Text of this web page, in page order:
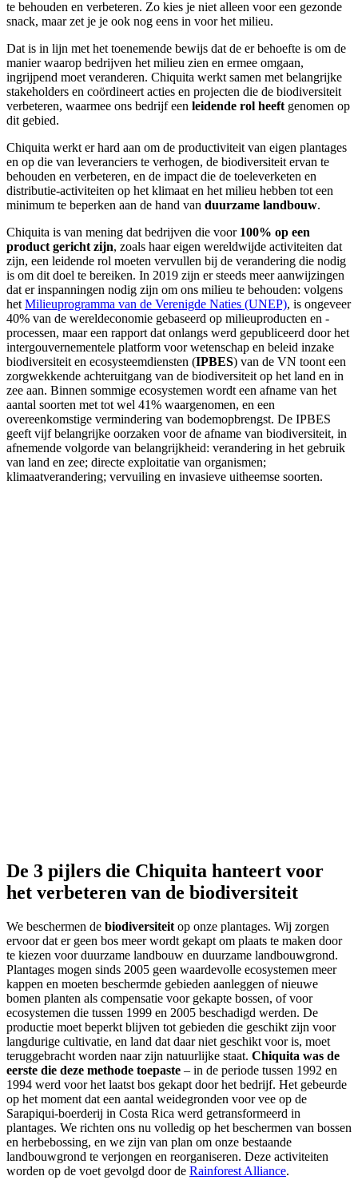
te behouden en verbeteren. Zo kies je niet alleen voor een gezonde
snack, maar zet je je ook nog eens in voor het milieu.
Dat is in lijn met het toenemende bewijs dat de er behoefte is om de
manier waarop bedrijven het milieu zien en ermee omgaan,
ingrijpend moet veranderen. Chiquita werkt samen met belangrijke
stakeholders en coördineert acties en projecten die de biodiversiteit
verbeteren, waarmee ons bedrijf een leidende rol heeft genomen op
dit gebied.
Chiquita werkt er hard aan om de productiviteit van eigen plantages
en op die van leveranciers te verhogen, de biodiversiteit ervan te
behouden en verbeteren, en de impact die de toeleverketen en
distributie-activiteiten op het klimaat en het milieu hebben tot een
minimum te beperken aan de hand van duurzame landbouw.
Chiquita is van mening dat bedrijven die voor 100% op een
product gericht zijn, zoals haar eigen wereldwijde activiteiten dat
zijn, een leidende rol moeten vervullen bij de verandering die nodig
is om dit doel te bereiken. In 2019 zijn er steeds meer aanwijzingen
dat er inspanningen nodig zijn om ons milieu te behouden: volgens
het Milieuprogramma van de Verenigde Naties (UNEP), is ongeveer
40% van de wereldeconomie gebaseerd op milieuproducten en -
processen, maar een rapport dat onlangs werd gepubliceerd door het
intergouvernementele platform voor wetenschap en beleid inzake
biodiversiteit en ecosysteemdiensten (IPBES) van de VN toont een
zorgwekkende achteruitgang van de biodiversiteit op het land en in
zee aan. Binnen sommige ecosystemen wordt een afname van het
aantal soorten met tot wel 41% waargenomen, en een
overeenkomstige vermindering van bodemopbrengst. De IPBES
geeft vijf belangrijke oorzaken voor de afname van biodiversiteit, in
afnemende volgorde van belangrijkheid: verandering in het gebruik
van land en zee; directe exploitatie van organismen;
klimaatverandering; vervuiling en invasieve uitheemse soorten.
De 3 pijlers die Chiquita hanteert voor
het verbeteren van de biodiversiteit
We beschermen de biodiversiteit op onze plantages. Wij zorgen
ervoor dat er geen bos meer wordt gekapt om plaats te maken door
te kiezen voor duurzame landbouw en duurzame landbouwgrond.
Plantages mogen sinds 2005 geen waardevolle ecosystemen meer
kappen en moeten beschermde gebieden aanleggen of nieuwe
bomen planten als compensatie voor gekapte bossen, of voor
ecosystemen die tussen 1999 en 2005 beschadigd werden. De
productie moet beperkt blijven tot gebieden die geschikt zijn voor
langdurige cultivatie, en land dat daar niet geschikt voor is, moet
teruggebracht worden naar zijn natuurlijke staat. Chiquita was de
eerste die deze methode toepaste – in de periode tussen 1992 en
1994 werd voor het laatst bos gekapt door het bedrijf. Het gebeurde
op het moment dat een aantal weidegronden voor vee op de
Sarapiqui-boerderij in Costa Rica werd getransformeerd in
plantages. We richten ons nu volledig op het beschermen van bossen
en herbebossing, en we zijn van plan om onze bestaande
landbouwgrond te verjongen en reorganiseren. Deze activiteiten
worden op de voet gevolgd door de Rainforest Alliance.